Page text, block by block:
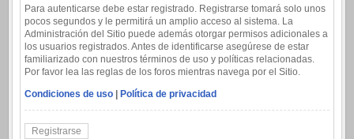
Para autenticarse debe estar registrado. Registrarse tomará solo unos
pocos segundos y le permitirá un amplio acceso al sistema. La
Administración del Sitio puede además otorgar permisos adicionales a
los usuarios registrados. Antes de identificarse asegúrese de estar
familiarizado con nuestros términos de uso y políticas relacionadas.
Por favor lea las reglas de los foros mientras navega por el Sitio.
Condiciones de uso | Política de privacidad
Registrarse